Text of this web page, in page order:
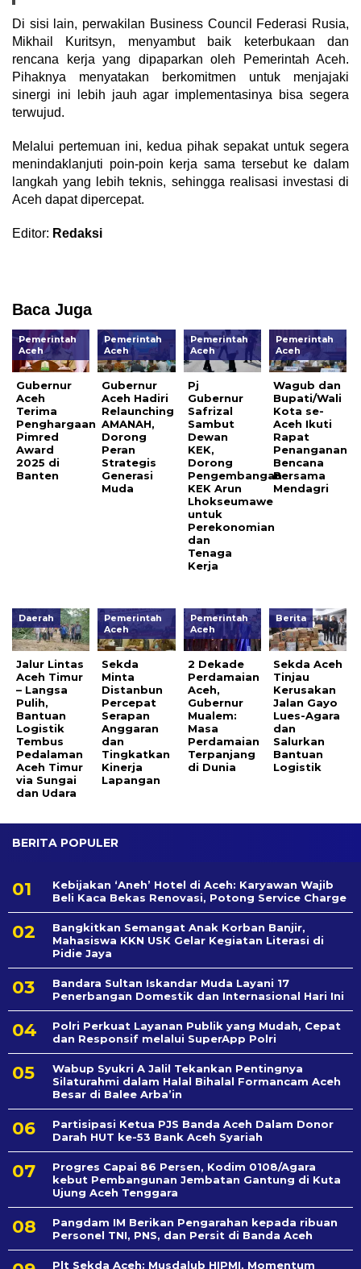
Di sisi lain, perwakilan Business Council Federasi Rusia,
Mikhail Kuritsyn, menyambut baik keterbukaan dan
rencana kerja yang dipaparkan oleh Pemerintah Aceh.
Pihaknya menyatakan berkomitmen untuk menjajaki
sinergi ini lebih jauh agar implementasinya bisa segera
terwujud.
Melalui pertemuan ini, kedua pihak sepakat untuk segera
menindaklanjuti poin-poin kerja sama tersebut ke dalam
langkah yang lebih teknis, sehingga realisasi investasi di
Aceh dapat dipercepat.
Editor: Redaksi
Baca Juga
Pemerintah
Aceh
Gubernur
Aceh
Terima
Penghargaan
Pimred
Award
2025 di
Banten
Pemerintah
Aceh
Gubernur
Aceh Hadiri
Relaunching
AMANAH,
Dorong
Peran
Strategis
Generasi
Muda
Pemerintah
Aceh
Pj
Gubernur
Safrizal
Sambut
Dewan
KEK,
Dorong
Pengembangan
KEK Arun
Lhokseumawe
untuk
Perekonomian
dan
Tenaga
Kerja
Pemerintah
Aceh
Wagub dan
Bupati/Wali
Kota se-
Aceh Ikuti
Rapat
Penanganan
Bencana
Bersama
Mendagri
Daerah
Jalur Lintas
Aceh Timur
– Langsa
Pulih,
Bantuan
Logistik
Tembus
Pedalaman
Aceh Timur
via Sungai
dan Udara
Pemerintah
Aceh
Sekda
Minta
Distanbun
Percepat
Serapan
Anggaran
dan
Tingkatkan
Kinerja
Lapangan
Pemerintah
Aceh
2 Dekade
Perdamaian
Aceh,
Gubernur
Mualem:
Masa
Perdamaian
Terpanjang
di Dunia
Berita
Sekda Aceh
Tinjau
Kerusakan
Jalan Gayo
Lues-Agara
dan
Salurkan
Bantuan
Logistik
BERITA POPULER
Kebijakan ‘Aneh’ Hotel di Aceh: Karyawan Wajib
Beli Kaca Bekas Renovasi, Potong Service Charge
Bangkitkan Semangat Anak Korban Banjir,
Mahasiswa KKN USK Gelar Kegiatan Literasi di
Pidie Jaya
Bandara Sultan Iskandar Muda Layani 17
Penerbangan Domestik dan Internasional Hari Ini
Polri Perkuat Layanan Publik yang Mudah, Cepat
dan Responsif melalui SuperApp Polri
Wabup Syukri A Jalil Tekankan Pentingnya
Silaturahmi dalam Halal Bihalal Formancam Aceh
Besar di Balee Arba’in
Partisipasi Ketua PJS Banda Aceh Dalam Donor
Darah HUT ke-53 Bank Aceh Syariah
Progres Capai 86 Persen, Kodim 0108/Agara
kebut Pembangunan Jembatan Gantung di Kuta
Ujung Aceh Tenggara
Pangdam IM Berikan Pengarahan kepada ribuan
Personel TNI, PNS, dan Persit di Banda Aceh
Plt Sekda Aceh: Musdalub HIPMI, Momentum